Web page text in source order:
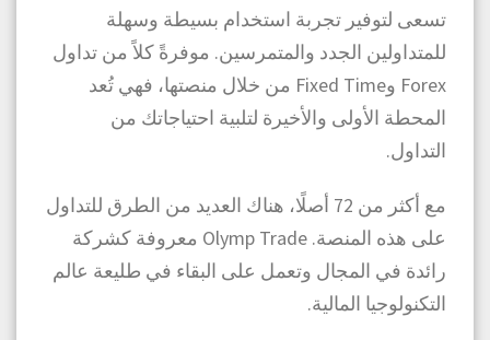
تسعى لتوفير تجربة استخدام بسيطة وسهلة
للمتداولين الجدد والمتمرسين. موفرةً كلاً من تداول
Forex وFixed Time من خلال منصتها، فهي تُعد
المحطة الأولى والأخيرة لتلبية احتياجاتك من
التداول.
مع أكثر من 72 أصلًا، هناك العديد من الطرق للتداول
على هذه المنصة. Olymp Trade معروفة كشركة
رائدة في المجال وتعمل على البقاء في طليعة عالم
التكنولوجيا المالية.